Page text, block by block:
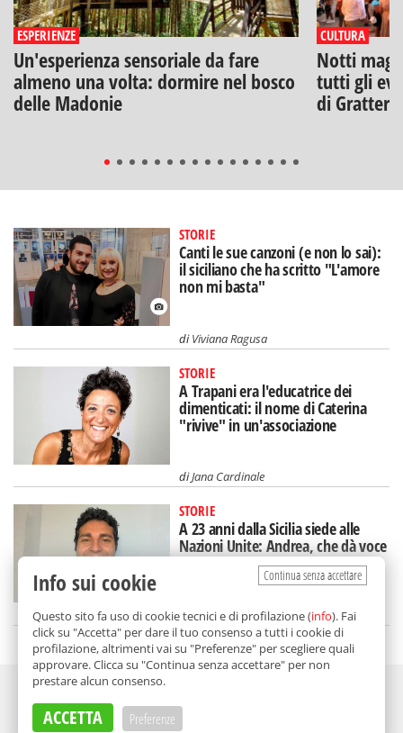
ESPERIENZE
Un'esperienza sensoriale da fare
almeno una volta: dormire nel bosco
delle Madonie
CULTURA
Notti
tutti gli
di Gratteri
STORIE
Canti le sue canzoni (e non lo sai):
il siciliano che ha scritto "L'amore
non mi basta"
diViviana Ragusa
STORIE
A Trapani era l'educatrice dei
dimenticati: il nome di Caterina
"rivive" in un'associazione
diJana Cardinale
STORIE
A 23 anni dalla Sicilia siede alle
Nazioni Unite: Andrea, che dà voce
ai giovani italiani
diFederica Puglisi
Continua senza accettare
Info sui cookie
Questo sito fa uso di cookie tecnici e di profilazione (info). Fai
click su "Accetta" per dare il tuo consenso a tutti i cookie di
profilazione, altrimenti vai su "Preferenze" per scegliere quali
approvare. Clicca su "Continua senza accettare" per non
prestare alcun consenso.
ACCETTA Preferenze